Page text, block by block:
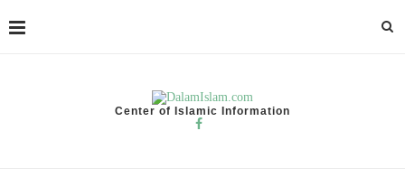
Center of Islamic Information